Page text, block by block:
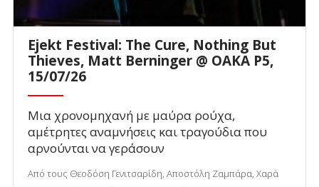
Ejekt Festival: The Cure, Nothing But
Thieves, Matt Berninger @ ΟΑΚΑ P5,
15/07/26
Μια χρονομηχανή με μαύρα ρούχα,
αμέτρητες αναμνήσεις και τραγούδια που
αρνούνται να γεράσουν
Από τους Θεοδόση Γενιτσαρίδη, Αποστόλη Ζαμπάρα, Χαρά